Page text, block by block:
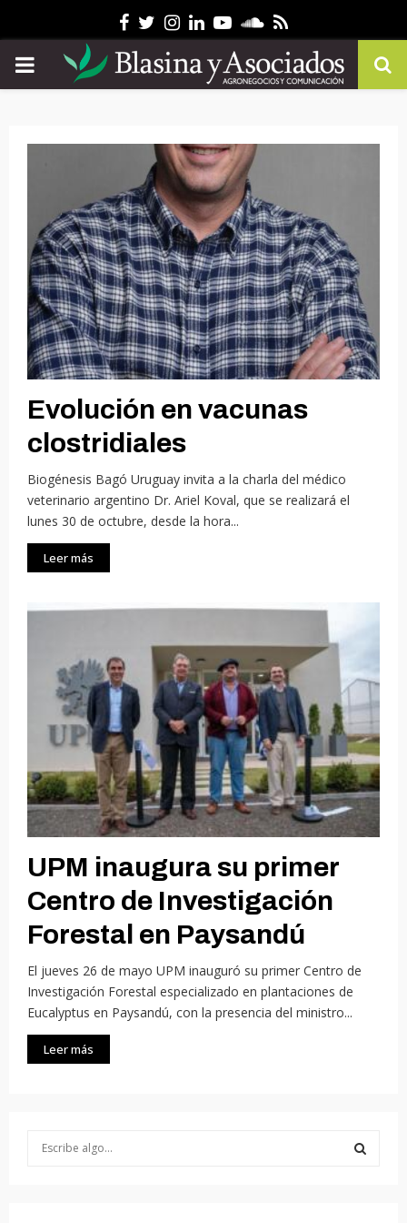
Facebook
Twitter
Instagram
Linkedin
YoutubeSoundcloud
Rss
PRIMARY
Evolución en vacunas
clostridiales
Biogénesis Bagó Uruguay invita a la charla del médico
veterinario argentino Dr. Ariel Koval, que se realizará el
lunes 30 de octubre, desde la hora...
Leer más
UPM inaugura su primer
Centro de Investigación
Forestal en Paysandú
El jueves 26 de mayo UPM inauguró su primer Centro de
Investigación Forestal especializado en plantaciones de
Eucalyptus en Paysandú, con la presencia del ministro...
Leer más